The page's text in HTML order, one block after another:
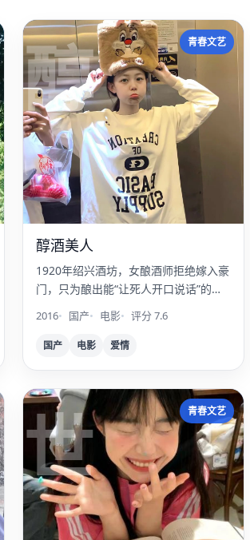
醇 青春文艺
醇酒美人
1920年绍兴酒坊，女酿酒师拒绝嫁入豪
门，只为酿出能“让死人开口说话”的黄
2016 国产 电影 评分 7.6
国产 电影 爱情
世 青春文艺